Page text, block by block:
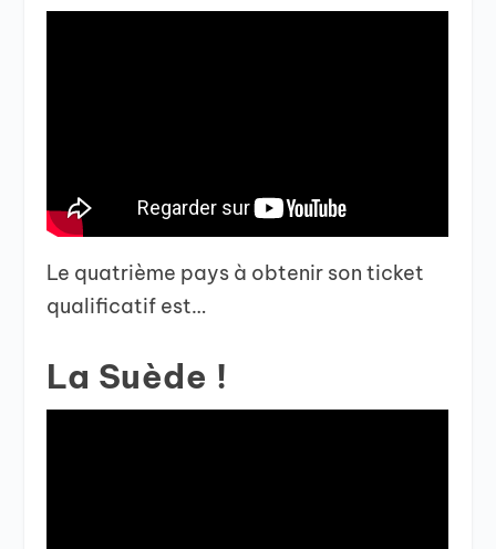
Le quatrième pays à obtenir son ticket
qualificatif est…
La Suède !